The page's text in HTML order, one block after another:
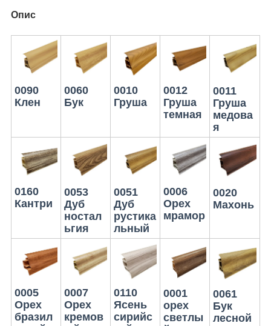
Опис
0090
Клен
0060
Бук
0010
Груша
0012
Груша
темная
0011
Груша
медова
я
0160
Кантри
0053
Дуб
ностал
ьгия
0051
Дуб
рустика
льный
0006
Орех
мрамор
0020
Махонь
0005
Орех
бразил
0007
Орех
кремов
0110
Ясень
сирийс
0001
орех
светлы
0061
Бук
лесной